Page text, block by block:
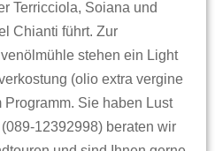
Terricciola, Soiana und
Chianti führt. Zur
stehen ein Light
(olio extra vergine
Sie haben Lust
12392998) beraten wir